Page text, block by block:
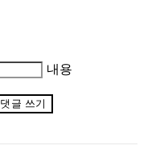
내용
댓글 쓰기